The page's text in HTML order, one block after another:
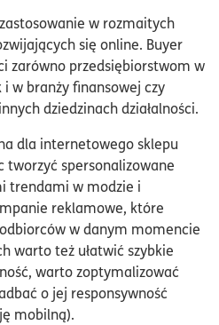
w rozmaitych
się online. Buyer
zarówno przedsiębiorstwom w
w branży finansowej czy
dziedzinach działalności.
dla internetowego sklepu
tworzyć spersonalizowane
trendami w modzie i
reklamowe, które
w danym momencie
warto też ułatwić szybkie
warto zoptymalizować
o jej responsywność
mobilną).